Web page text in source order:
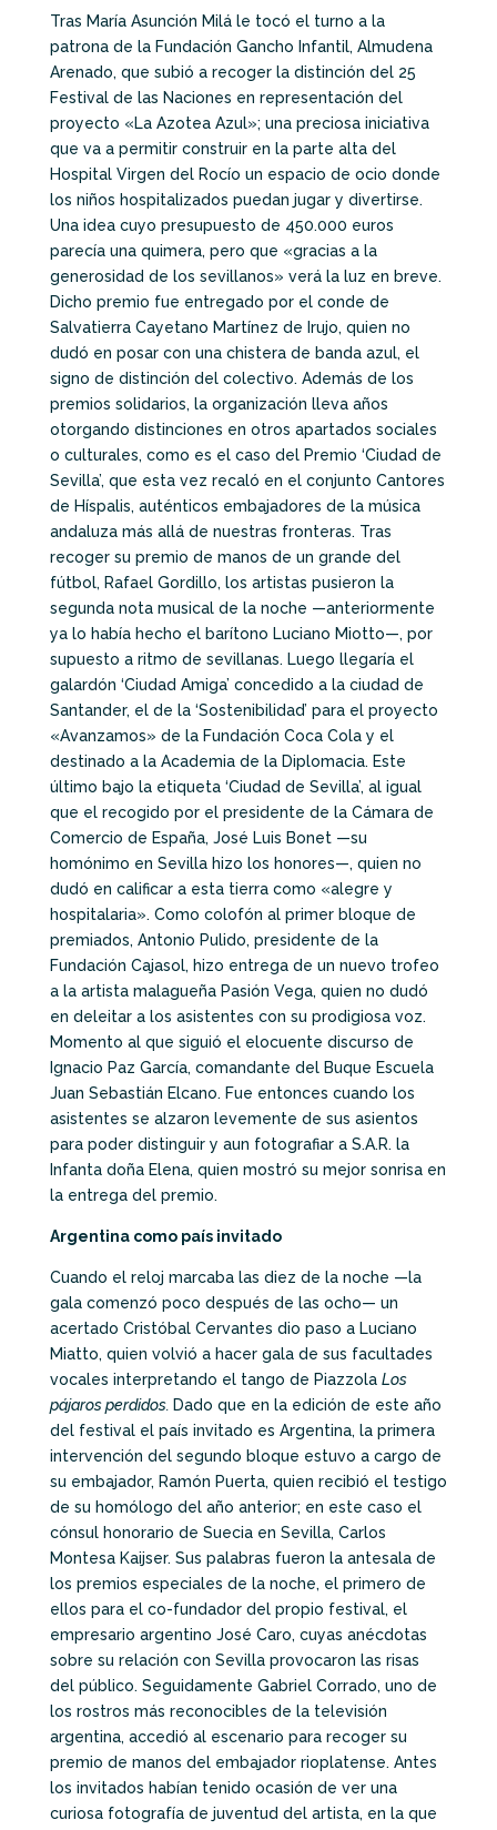
Tras María Asunción Milá le tocó el turno a la
patrona de la Fundación Gancho Infantil, Almudena
Arenado, que subió a recoger la distinción del 25
Festival de las Naciones en representación del
proyecto «La Azotea Azul»; una preciosa iniciativa
que va a permitir construir en la parte alta del
Hospital Virgen del Rocío un espacio de ocio donde
los niños hospitalizados puedan jugar y divertirse.
Una idea cuyo presupuesto de 450.000 euros
parecía una quimera, pero que «gracias a la
generosidad de los sevillanos» verá la luz en breve.
Dicho premio fue entregado por el conde de
Salvatierra Cayetano Martínez de Irujo, quien no
dudó en posar con una chistera de banda azul, el
signo de distinción del colectivo. Además de los
premios solidarios, la organización lleva años
otorgando distinciones en otros apartados sociales
o culturales, como es el caso del Premio ‘Ciudad de
Sevilla’, que esta vez recaló en el conjunto Cantores
de Híspalis, auténticos embajadores de la música
andaluza más allá de nuestras fronteras. Tras
recoger su premio de manos de un grande del
fútbol, Rafael Gordillo, los artistas pusieron la
segunda nota musical de la noche —anteriormente
ya lo había hecho el barítono Luciano Miotto—, por
supuesto a ritmo de sevillanas. Luego llegaría el
galardón ‘Ciudad Amiga’ concedido a la ciudad de
Santander, el de la ‘Sostenibilidad’ para el proyecto
«Avanzamos» de la Fundación Coca Cola y el
destinado a la Academia de la Diplomacia. Este
último bajo la etiqueta ‘Ciudad de Sevilla’, al igual
que el recogido por el presidente de la Cámara de
Comercio de España, José Luis Bonet —su
homónimo en Sevilla hizo los honores—, quien no
dudó en calificar a esta tierra como «alegre y
hospitalaria». Como colofón al primer bloque de
premiados, Antonio Pulido, presidente de la
Fundación Cajasol, hizo entrega de un nuevo trofeo
a la artista malagueña Pasión Vega, quien no dudó
en deleitar a los asistentes con su prodigiosa voz.
Momento al que siguió el elocuente discurso de
Ignacio Paz García, comandante del Buque Escuela
Juan Sebastián Elcano. Fue entonces cuando los
asistentes se alzaron levemente de sus asientos
para poder distinguir y aun fotografiar a S.A.R. la
Infanta doña Elena, quien mostró su mejor sonrisa en
la entrega del premio.
Argentina como país invitado
Cuando el reloj marcaba las diez de la noche —la
gala comenzó poco después de las ocho— un
acertado Cristóbal Cervantes dio paso a Luciano
Miatto, quien volvió a hacer gala de sus facultades
vocales interpretando el tango de Piazzola Los
pájaros perdidos. Dado que en la edición de este año
del festival el país invitado es Argentina, la primera
intervención del segundo bloque estuvo a cargo de
su embajador, Ramón Puerta, quien recibió el testigo
de su homólogo del año anterior; en este caso el
cónsul honorario de Suecia en Sevilla, Carlos
Montesa Kaijser. Sus palabras fueron la antesala de
los premios especiales de la noche, el primero de
ellos para el co-fundador del propio festival, el
empresario argentino José Caro, cuyas anécdotas
sobre su relación con Sevilla provocaron las risas
del público. Seguidamente Gabriel Corrado, uno de
los rostros más reconocibles de la televisión
argentina, accedió al escenario para recoger su
premio de manos del embajador rioplatense. Antes
los invitados habían tenido ocasión de ver una
curiosa fotografía de juventud del artista, en la que